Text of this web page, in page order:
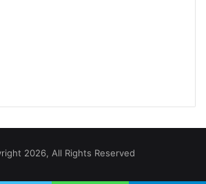
2026, All Rights Reserved